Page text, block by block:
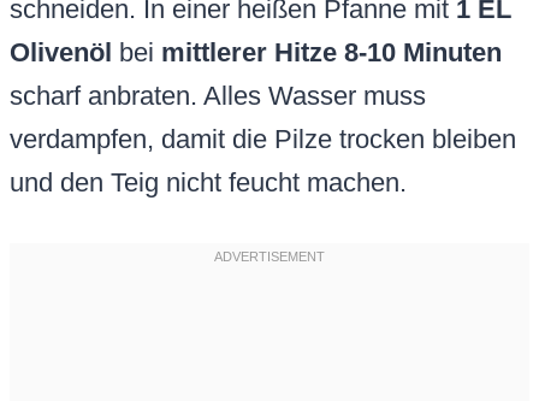
schneiden. In einer heißen Pfanne mit 1 EL
Olivenöl bei mittlerer Hitze 8-10 Minuten
scharf anbraten. Alles Wasser muss
verdampfen, damit die Pilze trocken bleiben
und den Teig nicht feucht machen.